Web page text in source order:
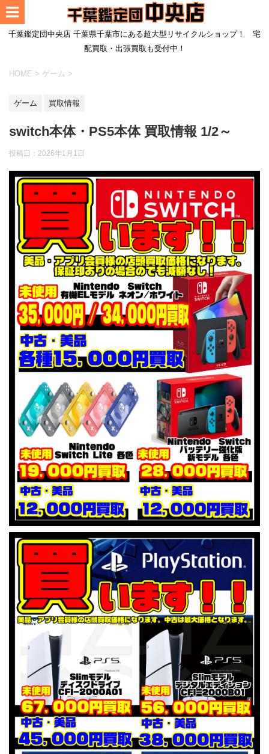
千葉鑑定団中央店 千葉県千葉市にある超大型リサイクルショップ！ 宅
配買取・出張買取も受付中！
HOME > ゲーム >
ゲーム 買取情報
switch本体・PS5本体 買取情報 1/2～
投稿日： 2026年1月1日